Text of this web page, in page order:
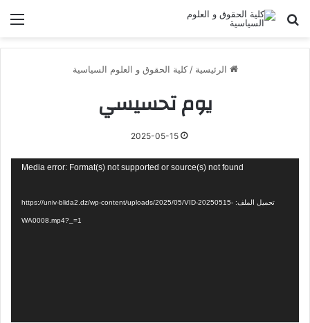
بحث عن
الرئيسية / كلية الحقوق و العلوم السياسية
يوم تحسيسي
2025-05-15
Media error: Format(s) not supported or source(s) not found
تحميل الملف: https://univ-blida2.dz/wp-content/uploads/2025/05/VID-20250515-
WA0008.mp4?_=1